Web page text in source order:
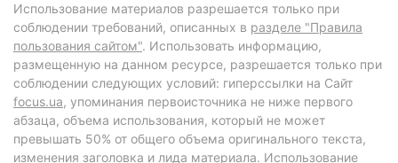
Использование материалов разрешается только при
соблюдении требований, описанных в разделе "Правила
пользования сайтом". Использовать информацию,
размещенную на данном ресурсе, разрешается только при
соблюдении следующих условий: гиперссылки на Сайт
focus.ua, упоминания первоисточника не ниже первого
абзаца, объема использования, который не может
превышать 50% от общего объема оригинального текста,
изменения заголовка и лида материала. Использование